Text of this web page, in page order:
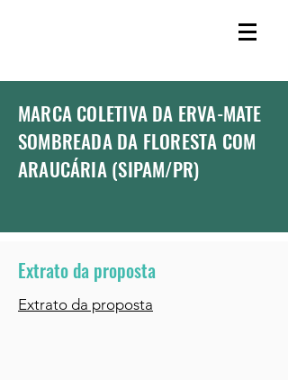
MARCA COLETIVA DA ERVA-MATE
SOMBREADA DA FLORESTA COM
ARAUCÁRIA (SIPAM/PR)
Extrato da proposta
Extrato da proposta